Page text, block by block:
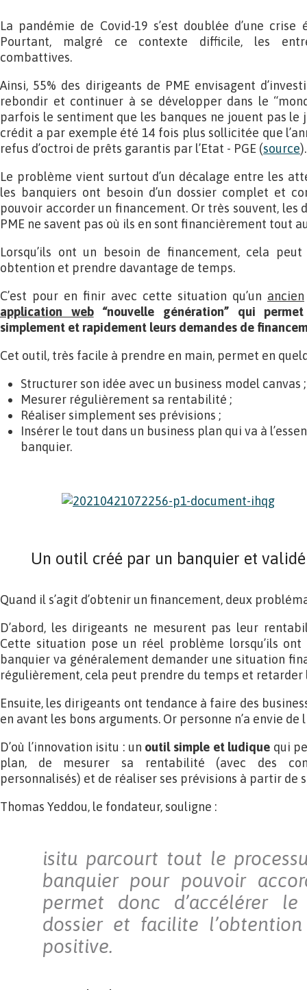
La pandémie de Covid-19 s’est doublée d’une crise
Pourtant, malgré ce contexte difficile, les
combattives.
Ainsi, 55% des dirigeants de PME envisagent
rebondir et continuer à se développer dans le
parfois le sentiment que les banques ne jouent pas le
crédit a par exemple été 14 fois plus sollicitée que
refus d’octroi de prêts garantis par l’Etat - PGE (source).
Le problème vient surtout d’un décalage entre les
les banquiers ont besoin d’un dossier complet et
pouvoir accorder un financement. Or très souvent, les
PME ne savent pas où ils en sont financièrement tout
Lorsqu’ils ont un besoin de financement, cela
obtention et prendre davantage de temps.
C’est pour en finir avec cette situation qu’un ancien
application web“nouvelle génération” qui
simplement et rapidement leurs demandes de
Cet outil, très facile à prendre en main, permet en
Structurer son idée avec un business model canvas ;
Mesurer régulièrement sa rentabilité ;
Réaliser simplement ses prévisions ;
Insérer le tout dans un business plan qui va à
banquier.
Un outil créé par un banquier et
Quand il s’agit d’obtenir un financement, deux
D’abord, les dirigeants ne mesurent pas leur
Cette situation pose un réel problème lorsqu’ils ont
banquier va généralement demander une situation
régulièrement, cela peut prendre du temps et retarder
Ensuite, les dirigeants ont tendance à faire des
en avant les bons arguments. Or personne n’a envie de
D’où l’innovation isitu : un outil simple et ludique qui
plan, de mesurer sa rentabilité (avec des
personnalisés) et de réaliser ses prévisions à partir de
Thomas Yeddou, le fondateur, souligne :
isitu parcourt tout le
banquier pour pouvoir
permet donc d’accélérer
dossier et facilite l’obtention
positive.